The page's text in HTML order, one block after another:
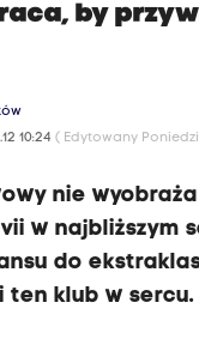
by
10:24 ( Edytowany
nie
w najbliższym
do
ten klub w sercu.